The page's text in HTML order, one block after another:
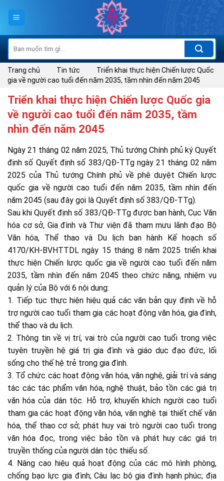
kiếm:
Trang chủ Tin tức
Triển khai thực hiện Chiến lược Quốc
gia về người cao tuổi đến năm 2035, tầm nhìn đến năm 2045
Triển khai thực hiện Chiến lược Quốc gia
về người cao tuổi đến năm 2035, tầm
nhìn đến năm 2045
Ngày 21 tháng 02 năm 2025, Thủ tướng Chính phủ ký Quyết
định số Quyết định số 383/QĐ-TTg ngày 21 tháng 02 năm
2025 của Thủ tướng Chính phủ về phê duyệt Chiến lược
quốc gia về người cao tuổi đến năm 2035, tầm nhìn đến
năm 2045 (sau đây gọi là Quyết định số 383/QĐ-TTg).
Sau khi Quyết định số 383/QĐ-TTg được ban hành, Cục Văn
hóa cơ sở, Gia đình và Thư viện đã tham mưu lãnh đạo Bộ
Văn hóa, Thể thao và Du lịch ban hành Kế hoạch số
4170/KH-BVHTTDL ngày 15 tháng 8 năm 2025 triển khai
thực hiện Chiến lược quốc gia về người cao tuổi đến năm
2035, tầm nhìn đến năm 2045 theo chức năng, nhiệm vụ
quản lý của Bộ với 6 nội dung:
1. Tiếp tục thực hiện hiệu quả các văn bản quy định về hỗ
trợ người cao tuổi tham gia các hoạt động văn hóa, gia đình,
thể thao và du lịch.
2. Thông tin về vị trí, vai trò của người cao tuổi trong việc
tuyên truyền hệ giá trị gia đình và giáo dục đạo đức, lối
sống cho thế hệ trẻ trong gia đình.
3. Tổ chức các hoạt động văn hóa, văn nghệ, giải trí và sáng
tác các tác phẩm văn hóa, nghệ thuật, bảo tồn các giá trị
văn hóa của dân tộc. Hỗ trợ, khuyến khích người cao tuổi
tham gia các hoạt động văn hóa, văn nghệ tại thiết chế văn
hóa, thể thao cơ sở; phát huy vai trò người cao tuổi trong
văn hóa đọc, trong việc bảo tồn và phát huy các giá trị
truyền thống của người dân tộc thiểu số.
4. Nâng cao hiệu quả hoạt động của các mô hình phòng,
chống bạo lực gia đình; Câu lạc bộ gia đình hạnh phúc; địa